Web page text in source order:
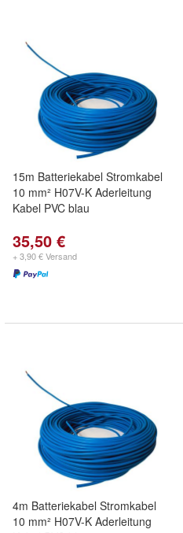
15m Batteriekabel Stromkabel
10 mm² H07V-K Aderleitung
Kabel PVC blau
35,50 €
+ 3,90 € Versand
4m Batteriekabel Stromkabel
10 mm² H07V-K Aderleitung